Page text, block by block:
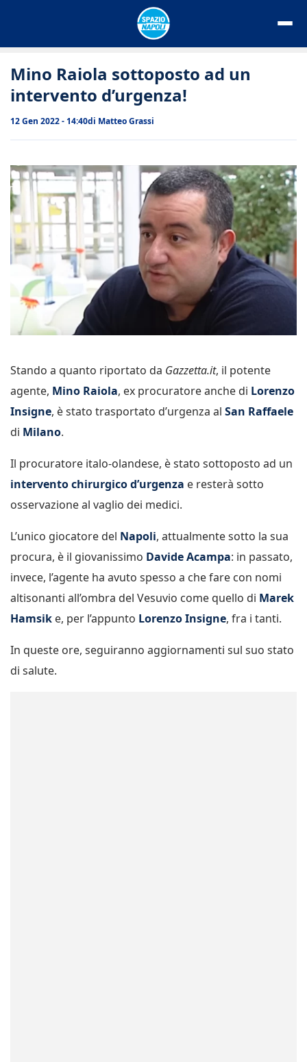
Mino Raiola sottoposto ad un
intervento d’urgenza!
12 Gen 2022 - 14:40di Matteo Grassi
Stando a quanto riportato da Gazzetta.it, il potente
agente, Mino Raiola, ex procuratore anche di Lorenzo
Insigne, è stato trasportato d’urgenza al San Raffaele
di Milano.
Il procuratore italo-olandese, è stato sottoposto ad un
intervento chirurgico d’urgenza e resterà sotto
osservazione al vaglio dei medici.
L’unico giocatore del Napoli, attualmente sotto la sua
procura, è il giovanissimo Davide Acampa: in passato,
invece, l’agente ha avuto spesso a che fare con nomi
altisonanti all’ombra del Vesuvio come quello di Marek
Hamsik e, per l’appunto Lorenzo Insigne, fra i tanti.
In queste ore, seguiranno aggiornamenti sul suo stato
di salute.